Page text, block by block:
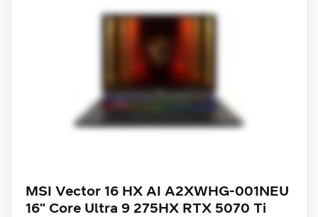
MSI Vector 16 HX AI A2XWHG-001NEU
16" Core Ultra 9 275HX RTX 5070 Ti